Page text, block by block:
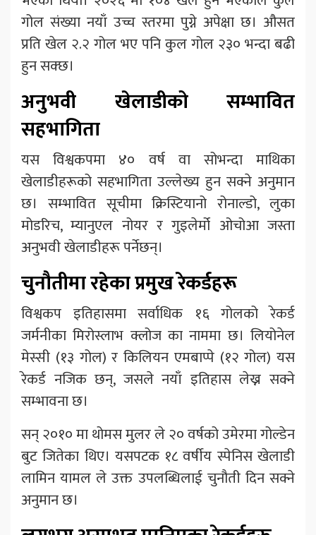
गोल संख्या नयाँ उच्च स्तरमा पुग्ने अपेक्षा छ। औसत
प्रति खेल २.२ गोल भए पनि कुल गोल २३० भन्दा बढी
हुन सक्छ।
अनुभवी खेलाडीको सम्भावित
सहभागिता
यस विश्वकपमा ४० वर्ष वा सोभन्दा माथिका
खेलाडीहरूको सहभागिता उल्लेख्य हुन सक्ने अनुमान
छ। सम्भावित सूचीमा क्रिस्टियानो रोनाल्डो, लुका
मोडरिच, म्यानुएल नोयर र गुइलेर्मो ओचोआ जस्ता
अनुभवी खेलाडीहरू पर्नेछन्।
चुनौतीमा रहेका प्रमुख रेकर्डहरू
विश्वकप इतिहासमा सर्वाधिक १६ गोलको रेकर्ड
जर्मनीका मिरोस्लाभ क्लोज का नाममा छ। लियोनेल
मेस्सी (१३ गोल) र किलियन एमबाप्पे (१२ गोल) यस
रेकर्ड नजिक छन्, जसले नयाँ इतिहास लेख्न सक्ने
सम्भावना छ।
सन् २०१० मा थोमस मुलर ले २० वर्षको उमेरमा गोल्डेन
बुट जितेका थिए। यसपटक १८ वर्षीय स्पेनिस खेलाडी
लामिन यामल ले उक्त उपलब्धिलाई चुनौती दिन सक्ने
अनुमान छ।